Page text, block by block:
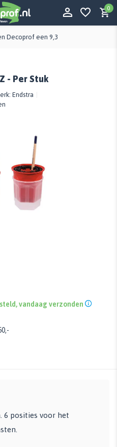
0
Decoprof een 9,3
- Per Stuk
Endstra
vandaag verzonden
6 posities voor het